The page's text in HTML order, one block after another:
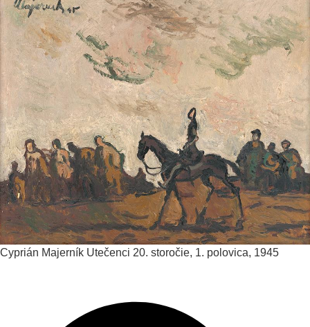
Cyprián Majerník Utečenci 20. storočie, 1. polovica, 1945